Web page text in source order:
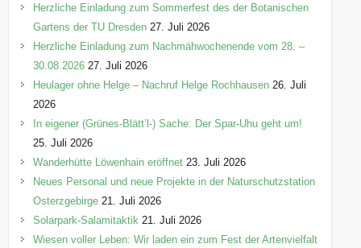
Herzliche Einladung zum Sommerfest des der Botanischen
Gartens der TU Dresden 27. Juli 2026
Herzliche Einladung zum Nachmähwochenende vom 28. –
30.08.2026 27. Juli 2026
Heulager ohne Helge – Nachruf Helge Rochhausen 26. Juli
2026
In eigener (Grünes-Blätt’l-) Sache: Der Spar-Uhu geht um!
25. Juli 2026
Wanderhütte Löwenhain eröffnet 23. Juli 2026
Neues Personal und neue Projekte in der Naturschutzstation
Osterzgebirge 21. Juli 2026
Solarpark-Salamitaktik 21. Juli 2026
Wiesen voller Leben: Wir laden ein zum Fest der Artenvielfalt